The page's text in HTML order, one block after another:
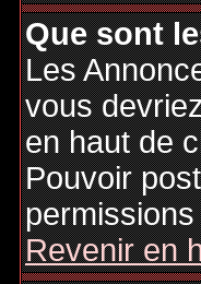
Que sont
Les
vous
en haut de
Pouvoir
Revenir en